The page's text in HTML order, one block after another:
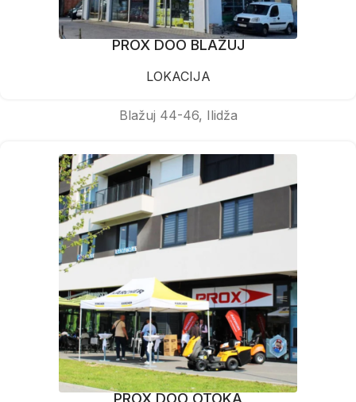
PROX DOO BLAŽUJ
LOKACIJA
Blažuj 44-46, Ilidža
PROX DOO OTOKA